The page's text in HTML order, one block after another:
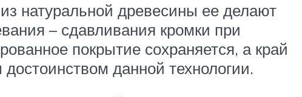
натуральной древесины ее делают
– сдавливания кромки при
покрытие сохраняется, а край
данной технологии.